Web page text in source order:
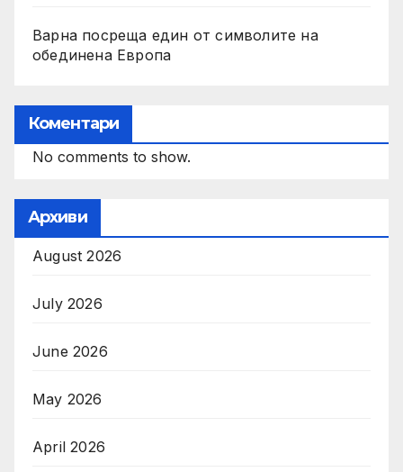
Варна посреща един от символите на
обединена Европа
Коментари
No comments to show.
Архиви
August 2026
July 2026
June 2026
May 2026
April 2026